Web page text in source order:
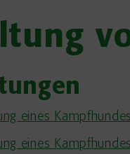
eines
eines